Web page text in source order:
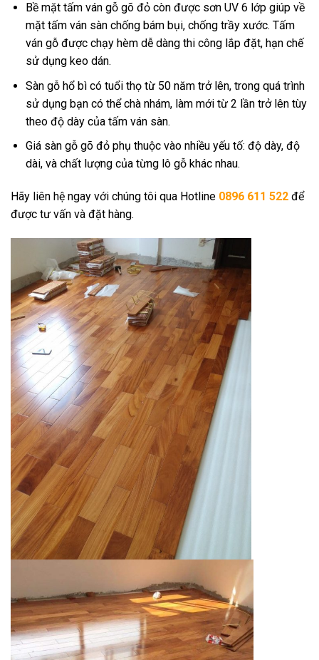
Bề mặt tấm ván gỗ gõ đỏ còn được sơn UV 6 lớp giúp về
mặt tấm ván sàn chống bám bụi, chống trầy xước. Tấm
ván gỗ được chạy hèm dễ dàng thi công lắp đặt, hạn chế
sử dụng keo dán.
Sàn gỗ hổ bì có tuổi thọ từ 50 năm trở lên, trong quá trình
sử dụng bạn có thể chà nhám, làm mới từ 2 lần trở lên tùy
theo độ dày của tấm ván sàn.
Giá sàn gỗ gõ đỏ phụ thuộc vào nhiều yếu tố: độ dày, độ
dài, và chất lượng của từng lô gỗ khác nhau.
Hãy liên hệ ngay với chúng tôi qua Hotline 0896 611 522 để
được tư vấn và đặt hàng.